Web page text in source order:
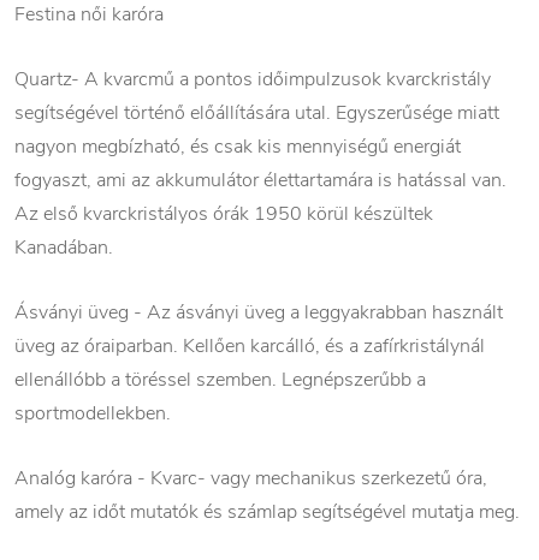
Festina női karóra
Quartz- A kvarcmű a pontos időimpulzusok kvarckristály
segítségével történő előállítására utal. Egyszerűsége miatt
nagyon megbízható, és csak kis mennyiségű energiát
fogyaszt, ami az akkumulátor élettartamára is hatással van.
Az első kvarckristályos órák 1950 körül készültek
Kanadában.
Ásványi üveg - Az ásványi üveg a leggyakrabban használt
üveg az óraiparban. Kellően karcálló, és a zafírkristálynál
ellenállóbb a töréssel szemben. Legnépszerűbb a
sportmodellekben.
Analóg karóra - Kvarc- vagy mechanikus szerkezetű óra,
amely az időt mutatók és számlap segítségével mutatja meg.